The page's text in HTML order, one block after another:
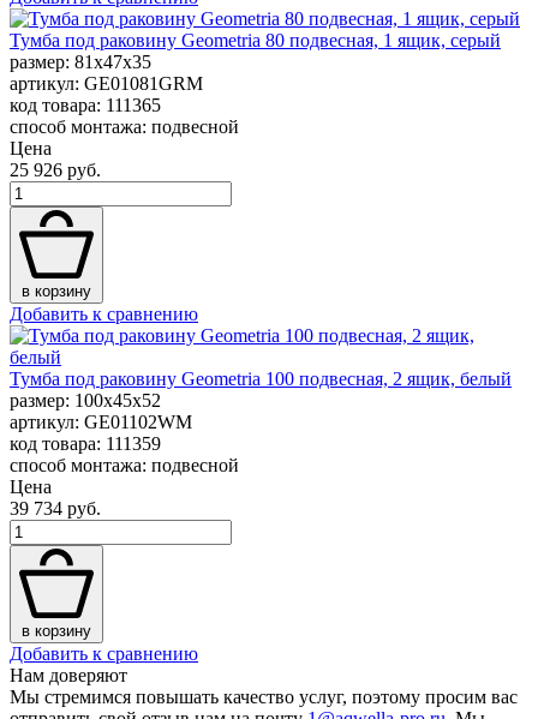
Тумба под раковину Geometria 80 подвесная, 1 ящик, серый
размер: 81x47x35
артикул: GE01081GRM
код товара: 111365
способ монтажа: подвесной
Цена
25 926 руб.
в корзину
Добавить к сравнению
Тумба под раковину Geometria 100 подвесная, 2 ящик, белый
размер: 100x45x52
артикул: GE01102WM
код товара: 111359
способ монтажа: подвесной
Цена
39 734 руб.
в корзину
Добавить к сравнению
Нам доверяют
Мы стремимся повышать качество услуг, поэтому просим вас